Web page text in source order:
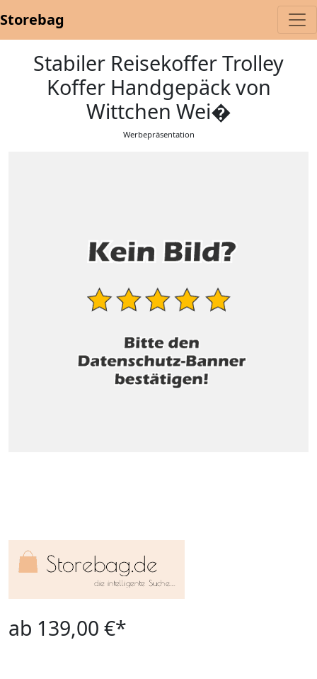
Storebag
Stabiler Reisekoffer Trolley
Koffer Handgepäck von
Wittchen Wei�
Werbepräsentation
ab 139,00 €*